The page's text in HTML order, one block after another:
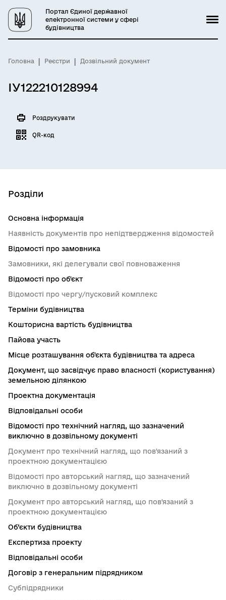
Портал Єдиної державної
електронної системи у сфері
будівництва
Головна Реєстри Дозвільний документ
ІУ122210128994
Роздрукувати
QR-код
Розділи
Основна інформація
Наявність документів про непідтвердження відомостей
Відомості про замовника
Замовники, які делегували свої повноваження
Відомості про об'єкт
Відомості про чергу/пусковий комплекс
Терміни будівництва
Кошторисна вартість будівництва
Пайова участь
Місце розташування об'єкта будівництва та адреса
Документ, що засвідчує право власності (користування)
земельною ділянкою
Проектна документація
Відповідальні особи
Відомості про технічний нагляд, що зазначений
виключно в дозвільному документі
Документ про технічний нагляд, що пов'язаний з
проектною документацією
Відомості про авторський нагляд, що зазначений
виключно в дозвільному документі
Документ про авторський нагляд, що пов'язаний з
проектною документацією
Об’єкти будівництва
Експертиза проекту
Відповідальні особи
Договір з генеральним підрядником
Субпідрядники